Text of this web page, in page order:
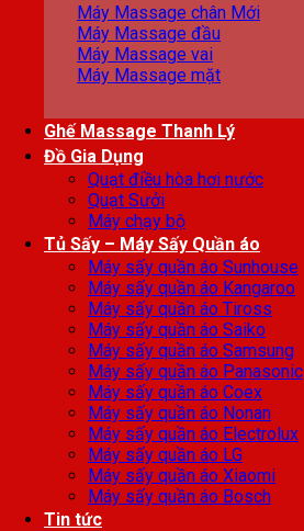
Máy Massage chân
Máy Massage đầu
Máy Massage vai
Máy Massage mặt
Ghế Massage Thanh Lý
Đồ Gia Dụng
Quạt điều hòa hơi nước
Quạt Sưởi
Máy chạy bộ
Tủ Sấy – Máy Sấy Quần áo
Máy sấy quần áo Sunhouse
Máy sấy quần áo Kangaroo
Máy sấy quần áo Tiross
Máy sấy quần áo Saiko
Máy sấy quần áo Samsung
Máy sấy quần áo Panasonic
Máy sấy quần áo Coex
Máy sấy quần áo Nonan
Máy sấy quần áo Electrolux
Máy sấy quần áo LG
Máy sấy quần áo Xiaomi
Máy sấy quần áo Bosch
Tin tức